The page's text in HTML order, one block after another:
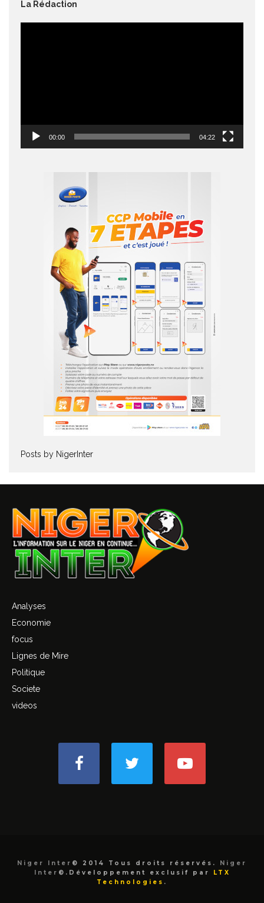
La Rédaction
00:00 04:22
Posts by NigerInter
Analyses
Economie
focus
Lignes de Mire
Politique
Societe
videos
Niger Inter © 2014 Tous droits réservés. Niger
Inter ©.Développement exclusif par
LTX
Technologies .